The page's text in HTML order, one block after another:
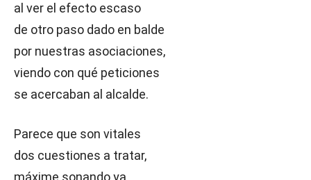
al ver el efecto escaso
de otro paso dado en balde
por nuestras asociaciones,
viendo con qué peticiones
se acercaban al alcalde.
Parece que son vitales
dos cuestiones a tratar,
máxime sonando ya